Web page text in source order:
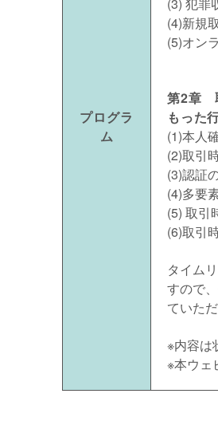
プログラ
ム
(3) 犯罪
(4)新規
(5)オン
第2章
もった
(1)本人
(2)取引
(3)認証
(4)多要
(5) 取引
(6)取引
タイム
すので
ていた
※内容は
※本ウェ